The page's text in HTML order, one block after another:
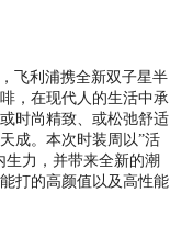
飞利浦携全新双子星半
，在现代人的生活中承
时尚精致、或松弛舒适
成。本次时装周以”活
生力，并带来全新的潮
打的高颜值以及高性能